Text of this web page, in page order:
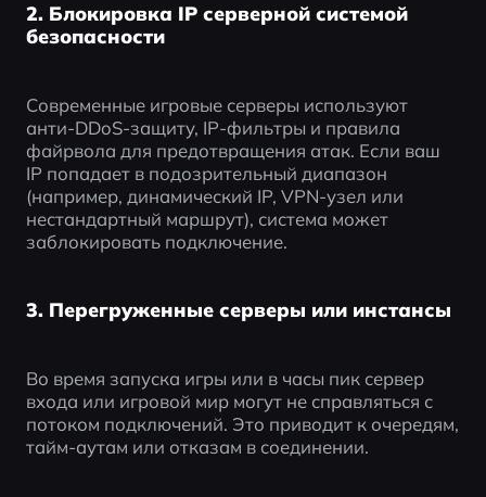
2. Блокировка IP серверной системой
безопасности
Современные игровые серверы используют
анти-DDoS-защиту, IP-фильтры и правила
файрвола для предотвращения атак. Если ваш
IP попадает в подозрительный диапазон
(например, динамический IP, VPN-узел или
нестандартный маршрут), система может
заблокировать подключение.
3. Перегруженные серверы или инстансы
Во время запуска игры или в часы пик сервер
входа или игровой мир могут не справляться с
потоком подключений. Это приводит к очередям,
тайм-аутам или отказам в соединении.